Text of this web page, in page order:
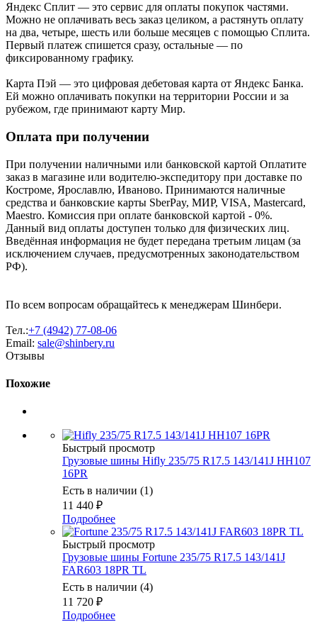
Яндекс Cплит — это сервис для оплаты покупок частями.
Можно не оплачивать весь заказ целиком, а растянуть оплату
на два, четыре, шесть или больше месяцев с помощью Сплита.
Первый платеж спишется сразу, остальные — по
фиксированному графику.
Карта Пэй — это цифровая дебетовая карта от Яндекс Банка.
Ей можно оплачивать покупки на территории России и за
рубежом, где принимают карту Мир.
Оплата при получении
При получении наличными или банковской картой Оплатите
заказ в магазине или водителю-экспедитору при доставке по
Костроме, Ярославлю, Иваново. Принимаются наличные
средства и банковские карты SberPay, МИР, VISA, Mastercard,
Maestro. Комиссия при оплате банковской картой - 0%.
Данный вид оплаты доступен только для физических лиц.
Введённая информация не будет передана третьим лицам (за
исключением случаев, предусмотренных законодательством
РФ).
По всем вопросам обращайтесь к менеджерам Шинбери.
Тел.:+7 (4942) 77-08-06
Email: sale@shinbery.ru
Отзывы
Похожие
Быстрый просмотр
Грузовые шины Hifly 235/75 R17.5 143/141J HH107
16PR
Есть в наличии (1)
11 440 ₽
Подробнее
Быстрый просмотр
Грузовые шины Fortune 235/75 R17.5 143/141J
FAR603 18PR TL
Есть в наличии (4)
11 720 ₽
Подробнее